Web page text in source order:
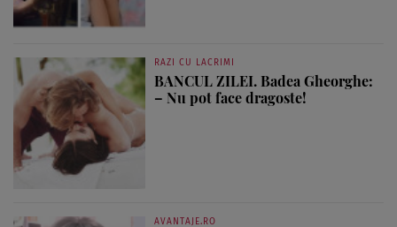
RAZI CU LACRIMI
BANCUL ZILEI. Badea Gheorghe:
– Nu pot face dragoste!
AVANTAJE.RO